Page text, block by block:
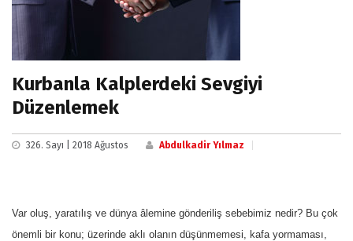
Kurbanla Kalplerdeki Sevgiyi
Düzenlemek
326. Sayı | 2018 Ağustos Abdulkadir Yılmaz
Var oluş, yaratılış ve dünya âlemine gönderiliş sebebimiz nedir? Bu çok
önemli bir konu; üzerinde aklı olanın düşünmemesi, kafa yormaması,